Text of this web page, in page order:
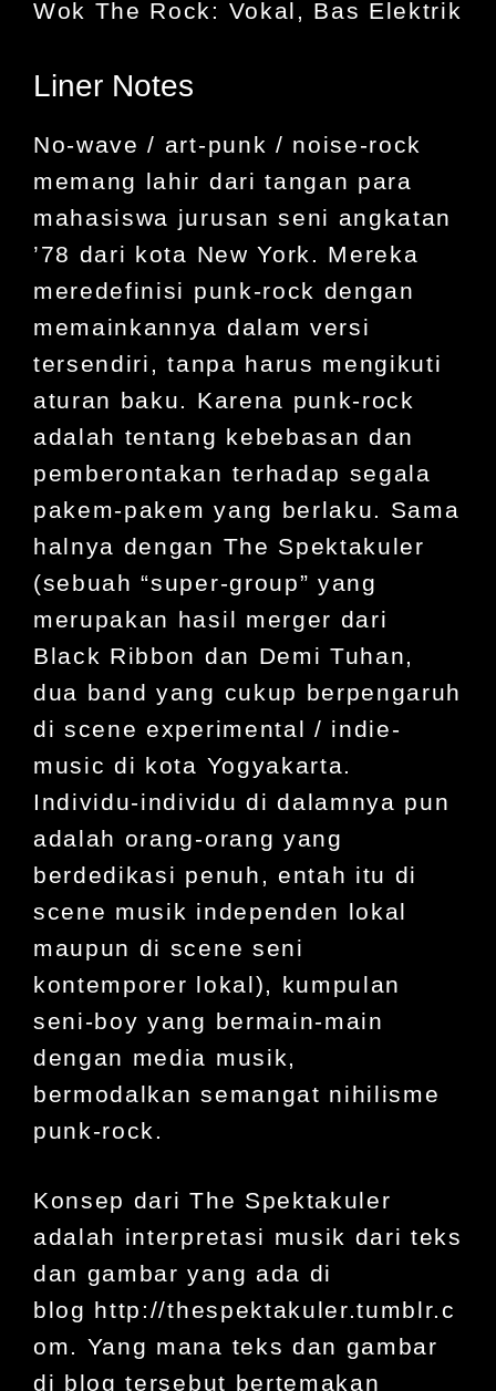
Wok The Rock: Vokal, Bas Elektrik
Liner Notes
No-wave / art-punk / noise-rock
memang lahir dari tangan para
mahasiswa jurusan seni angkatan
’78 dari kota New York. Mereka
meredefinisi punk-rock dengan
memainkannya dalam versi
tersendiri, tanpa harus mengikuti
aturan baku. Karena punk-rock
adalah tentang kebebasan dan
pemberontakan terhadap segala
pakem-pakem yang berlaku. Sama
halnya dengan The Spektakuler
(sebuah “super-group” yang
merupakan hasil merger dari
Black Ribbon dan Demi Tuhan,
dua band yang cukup berpengaruh
di scene experimental / indie-
music di kota Yogyakarta.
Individu-individu di dalamnya pun
adalah orang-orang yang
berdedikasi penuh, entah itu di
scene musik independen lokal
maupun di scene seni
kontemporer lokal), kumpulan
seni-boy yang bermain-main
dengan media musik,
bermodalkan semangat nihilisme
punk-rock.
Konsep dari The Spektakuler
adalah interpretasi musik dari teks
dan gambar yang ada di
blog http://thespektakuler.tumblr.c
om. Yang mana teks dan gambar
di blog tersebut bertemakan